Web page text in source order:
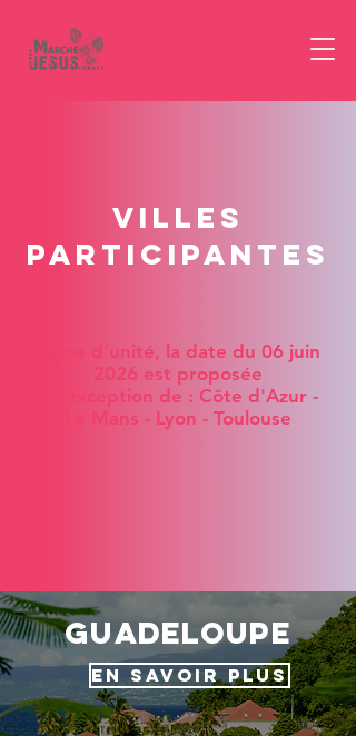
villes
participantes
Signe d’unité, la date du 06 juin
2026 est proposée
A l'exception de : Côte d'Azur -
Le Mans - Lyon - Toulouse
guadeloupe
EN SAVOIR PLUS